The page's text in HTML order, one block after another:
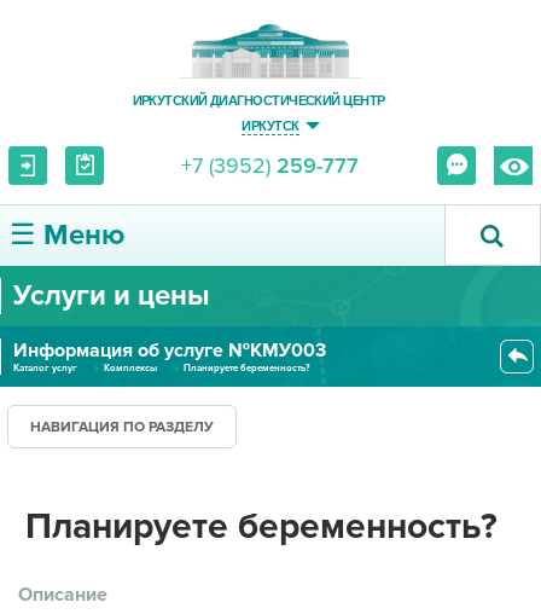
ИРКУТСКИЙ ДИАГНОСТИЧЕСКИЙ ЦЕНТР
ИРКУТСК
+7 (3952) 259-777
☰ Меню
О ЦЕНТРЕ
УСЛУГИ И ЦЕНЫ
ПАЦИЕНТУ
ПРАВОВАЯ ИНФОРМАЦИЯ
Услуги и цены
Информация об услуге №КМУ003
Каталог услуг Комплексы Планируете беременность?
НАВИГАЦИЯ ПО РАЗДЕЛУ
Планируете беременность?
Описание